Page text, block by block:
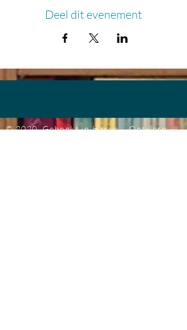
Deel dit evenement
© 2020 Geboekt in Haren.Ontwerp: